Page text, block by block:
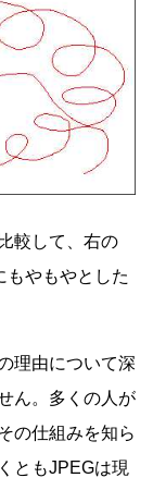
較して、右の
もやもやとした
理由について深
ん。多くの人が
の仕組みを知ら
ともJPEGは現